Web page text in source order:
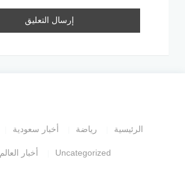
الرئيسية رياضة أخبار سعودية
Uncategorized أخبار العالم